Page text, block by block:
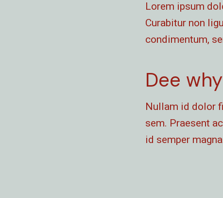
Lorem ipsum
Curabitur non
condimentum,
Dee
Nullam id dolor
sem. Praesent
id semper